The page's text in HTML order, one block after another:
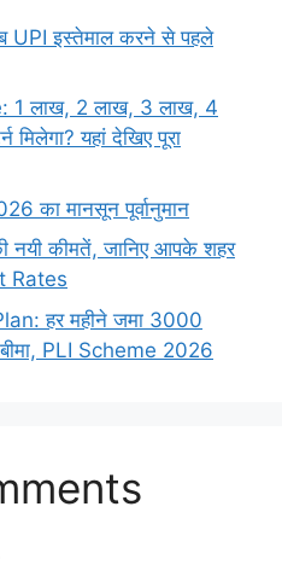
इस्तेमाल करने से पहले
1 लाख, 2 लाख,‌ 3 लाख,‌ 4
मिलेगा? यहां देखिए पूरा
का मानसून पूर्वानुमान
नयी कीमतें, जानिए आपके शहर
Rates
हर महीने जमा 3000
PLI Scheme 2026